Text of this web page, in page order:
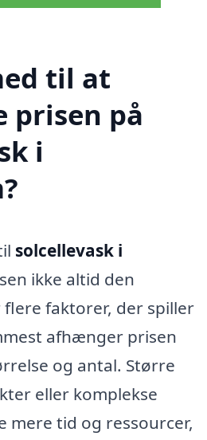
til at
prisen på
i
solcellevask i
ikke altid den
flere faktorer, der spiller
afhænger prisen
og antal. Større
eller komplekse
tid og ressourcer,